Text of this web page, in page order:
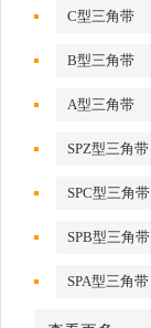
C型三角带
B型三角带
A型三角带
SPZ型三角带
SPC型三角带
SPB型三角带
SPA型三角带